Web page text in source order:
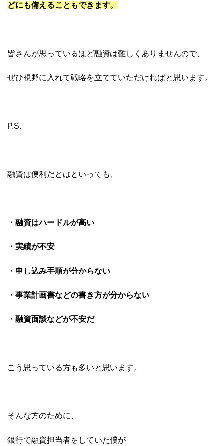
どにも備えることもできます。
皆さんが思っているほど融資は難しくありませんので、
ぜひ視野に入れて戦略を立てていただければと思います。
P.S.
融資は便利だとはといっても、
・融資はハードルが高い
・実績が不安
・申し込み手順が分からない
・事業計画書などの書き方が分からない
・融資面談などが不安だ
こう思っている方も多いと思います。
そんな方のために、
銀行で融資担当者をしていた僕が